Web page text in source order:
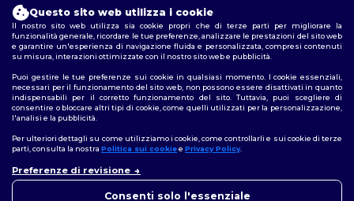
Termini e Condizioni|Politica di personalizzazione
privacy|Politica sui cookie |Site Map
Questo sito web utilizza i cookie
Il nostro sito web utilizza sia cookie propri che di terze parti per migliorare la
funzionalità generale, ricordare le tue preferenze, analizzare le prestazioni del sito web
e garantire un'esperienza di navigazione fluida e personalizzata, compresi contenuti
su misura, interazioni ottimizzate con il nostro sito web e pubblicità.
Puoi gestire le tue preferenze sui cookie in qualsiasi momento. I cookie essenziali,
necessari per il funzionamento del sito web, non possono essere disattivati in quanto
indispensabili per il corretto funzionamento del sito. Tuttavia, puoi scegliere di
consentire o bloccare altri tipi di cookie, come quelli utilizzati per la personalizzazione,
l'analisi e la pubblicità.
Per ulteriori dettagli su come utilizziamo i cookie, come controllarli e sui cookie di terze
parti, consulta la nostra Politica sui cookiee Privacy Policy.
Preferenze di revisione
Consenti solo l'essenziale